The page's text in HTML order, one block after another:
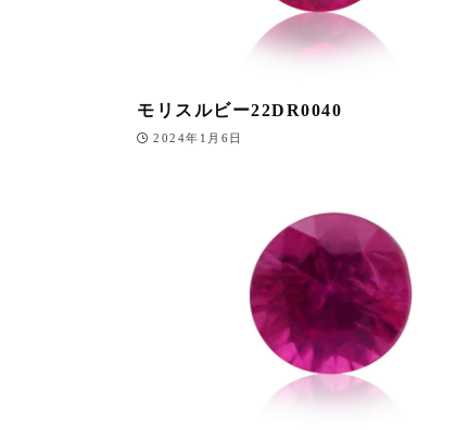
モリスルビー22DR0040
2024年1月6日